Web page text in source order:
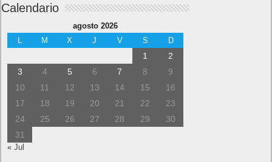
Calendario
agosto 2026
L
M X J V S D
1
2
3
4 5 6 7 8
9
10
11 12 13 14 15
16
17
18 19 20 21 22
23
24
25 26 27 28 29
30
31
« Jul